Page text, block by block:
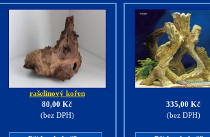
rašelinový kořen
80,00 Kč
(bez DPH)
335,00 Kč
(bez DPH)